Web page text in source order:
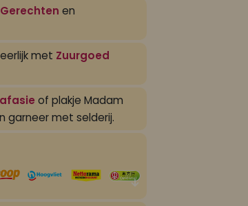
en
met Zuurgoed
of plakje Madam
garneer met selderij.